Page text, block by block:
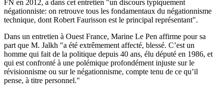
FN en 2012, a dans cet entretien "un discours typiquement
négationniste: on retrouve tous les fondamentaux du négationnisme
technique, dont Robert Faurisson est le principal représentant".
Dans un entretien à Ouest France, Marine Le Pen affirme pour sa
part que M. Jalkh "a été extrêmement affecté, blessé. C’est un
homme qui fait de la politique depuis 40 ans, élu député en 1986, et
qui est confronté à une polémique profondément injuste sur le
révisionnisme ou sur le négationnisme, compte tenu de ce qu’il
pense, à titre personnel."